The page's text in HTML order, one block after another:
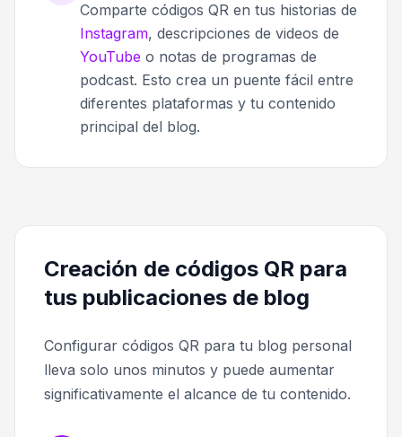
Comparte códigos QR en tus historias de
Instagram, descripciones de videos de
YouTube o notas de programas de
podcast. Esto crea un puente fácil entre
diferentes plataformas y tu contenido
principal del blog.
Creación de códigos QR para
tus publicaciones de blog
Configurar códigos QR para tu blog personal
lleva solo unos minutos y puede aumentar
significativamente el alcance de tu contenido.